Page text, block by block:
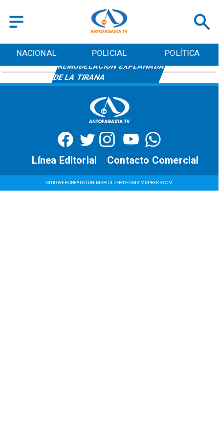
NACIONAL POLICIAL POLÍTICA
REMODELACIÓN EXPLANADA
DE LA TIRANA
SITIO WEB CREADO CON MSBUILDER DE CMS-MSPRESS.COM
Contacto Comercial
Línea Editorial